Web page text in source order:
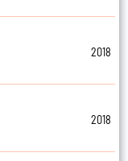
2018
2018